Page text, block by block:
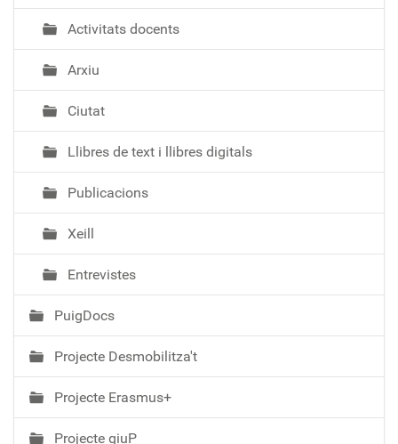
Activitats docents
Arxiu
Ciutat
Llibres de text i llibres digitals
Publicacions
Xeill
Entrevistes
PuigDocs
Projecte Desmobilitza't
Projecte Erasmus+
Projecte giuP